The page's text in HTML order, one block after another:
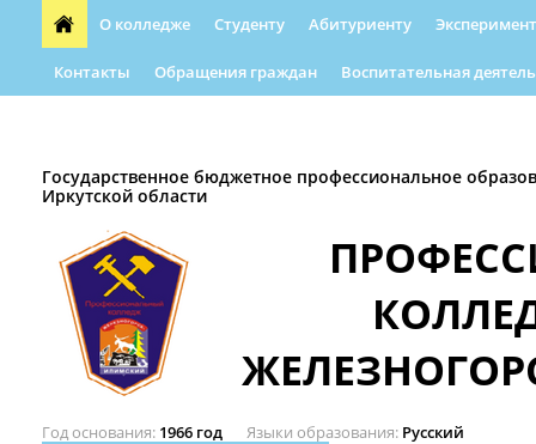
О колледже Студенту Абитуриенту
Контакты Обращения граждан Воспитательная
Государственное бюджетное профессиональное
Иркутской области
Год основания 1966 год Языки образования Русский